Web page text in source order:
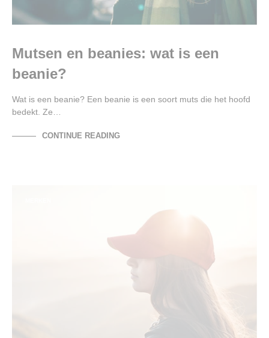
Mutsen en beanies: wat is een
beanie?
Wat is een beanie? Een beanie is een soort muts die het hoofd
bedekt. Ze…
CONTINUE READING